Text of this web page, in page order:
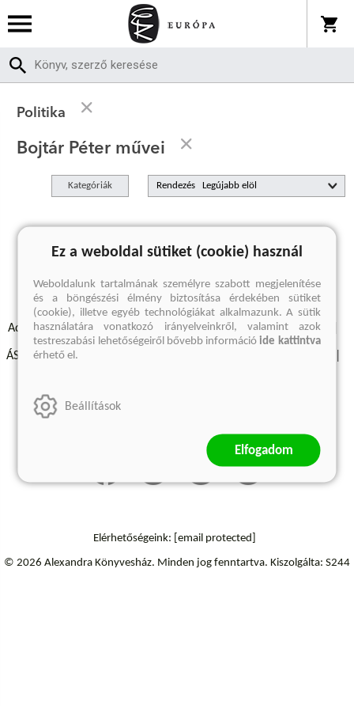
Politika
Bojtár Péter művei
Kategóriák Rendezés
A keresett kifejezésre nincs találat
Adatvédelmi szabályzatok Elállási felmondási nyilatkozat
ÁSZF - Vásárlási feltételek
Szállítási információk
Elérhetőségeink: [email protected]
© 2026 Alexandra Könyvesház. Minden jog fenntartva. Kiszolgálta: S244
Ez a weboldal sütiket (cookie) használ
Weboldalunk tartalmának személyre szabott megjelenítése
és a böngészési élmény biztosítása érdekében sütiket
(cookie), illetve egyéb technológiákat alkalmazunk. A sütik
használatára vonatkozó irányelveinkről, valamint azok
testreszabási lehetőségeiről bővebb információide kattintva
érhető el.
Beállítások
Elfogadom